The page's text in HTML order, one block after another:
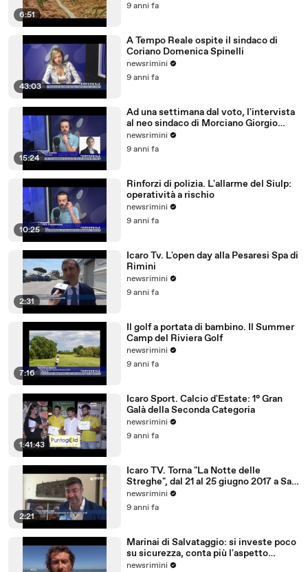
6:51
9 anni fa
43:03
A Tempo Reale ospite il sindaco di
Coriano Domenica Spinelli
newsrimini
9 anni fa
15:24
Ad una settimana dal voto, l'intervista
al neo sindaco di Morciano Giorgio
Ciotti
newsrimini
9 anni fa
10:25
Rinforzi di polizia. L'allarme del Siulp:
operatività a rischio
newsrimini
9 anni fa
2:31
Icaro Tv. L'open day alla Pesaresi Spa di
Rimini
newsrimini
9 anni fa
7:16
Il golf a portata di bambino. Il Summer
Camp del Riviera Golf
newsrimini
9 anni fa
1:41:43
Icaro Sport. Calcio d'Estate: 1° Gran
Galà della Seconda Categoria
newsrimini
9 anni fa
2:21
Icaro TV. Torna "La Notte delle
Streghe", dal 21 al 25 giugno 2017 a San
Giovanni in M
newsrimini
9 anni fa
Marinai di Salvataggio: si investe poco
su sicurezza, conta più l'aspetto
economico
newsrimini